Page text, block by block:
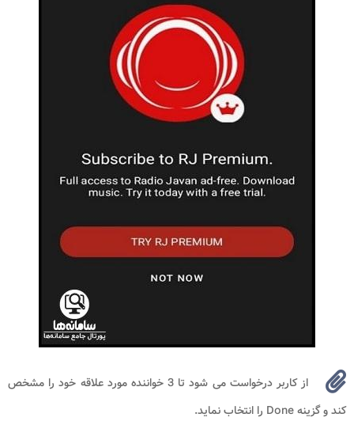
از کاربر درخواست می شود تا 3 خواننده مورد علاقه خود را مشخص
کند و گزینه Done را انتخاب نماید.